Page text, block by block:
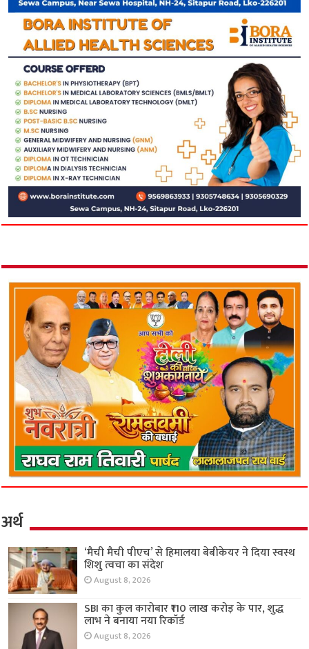
अर्थ
‘मैची मैची पीएच’ से हिमालया बेबीकेयर ने दिया स्वस्थ
शिशु त्वचा का संदेश
August 8, 2026
SBI का कुल कारोबार ₹110 लाख करोड़ के पार, शुद्ध
लाभ ने बनाया नया रिकॉर्ड
August 8, 2026